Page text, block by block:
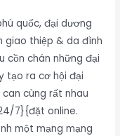
quốc, đại dương
giao thiệp & da đình
cồn chán những đại
tạo ra cơ hội đại
cùng rất nhau
7}{đặt online.
một mạng mạng